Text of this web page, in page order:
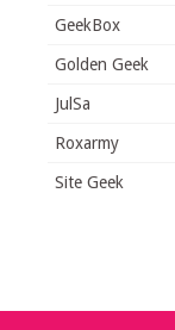
GeekBox
Golden Geek
JulSa
Roxarmy
Site Geek